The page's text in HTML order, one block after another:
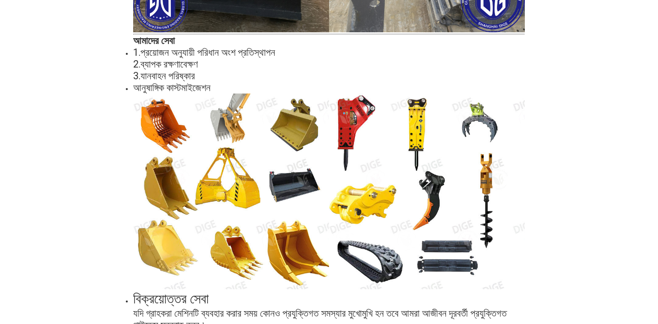
আমাদের সেবা
1.প্রয়োজন অনুযায়ী পরিধান অংশ প্রতিস্থাপন
2.ব্যাপক রক্ষণাবেক্ষণ
3.যানবাহন পরিষ্কার
আনুষাঙ্গিক কাস্টমাইজেশন
বিক্রয়োত্তর সেবা
যদি গ্রাহকরা মেশিনটি ব্যবহার করার সময় কোনও প্রযুক্তিগত সমস্যার মুখোমুখি হন তবে আমরা আজীবন দূরবর্তী প্রযুক্তিগত